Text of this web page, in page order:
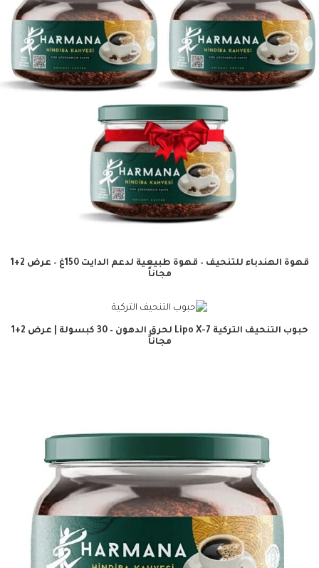
قهوة الهندباء للتنحيف – قهوة طبيعية لدعم الدايت 150غ – عرض 2+1
مجاناً
حبوب التنحيف التركية Lipo X-7 لحرق الدهون – 30 كبسولة | عرض 2+1
مجاناً